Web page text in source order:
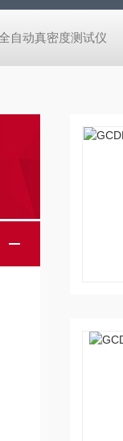
自动真密度测试仪